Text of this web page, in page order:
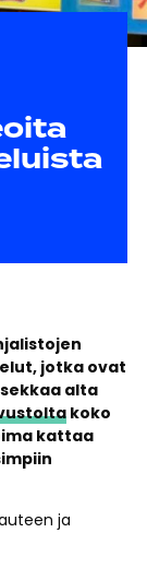
jotka ovat
alta
koko
kattaa
ja